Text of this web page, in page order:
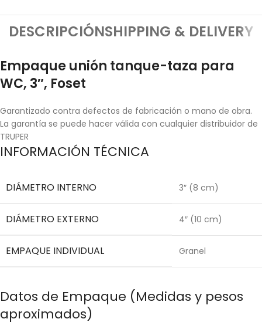
DESCRIPCIÓNSHIPPING & DELIVERY
Empaque unión tanque-taza para
WC, 3″, Foset
Garantizado contra defectos de fabricación o mano de obra.
La garantía se puede hacer válida con cualquier distribuidor de
TRUPER
INFORMACIÓN TÉCNICA
DIÁMETRO INTERNO 3″ (8 cm)
DIÁMETRO EXTERNO 4″ (10 cm)
EMPAQUE INDIVIDUAL Granel
Datos de Empaque (Medidas y pesos
aproximados)